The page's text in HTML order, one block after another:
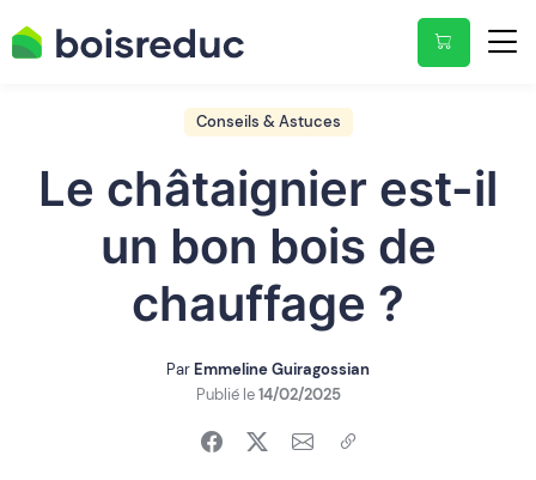
Conseils & Astuces
Le châtaignier est-il
un bon bois de
chauffage ?
ParEmmeline Guiragossian
Publié le14/02/2025